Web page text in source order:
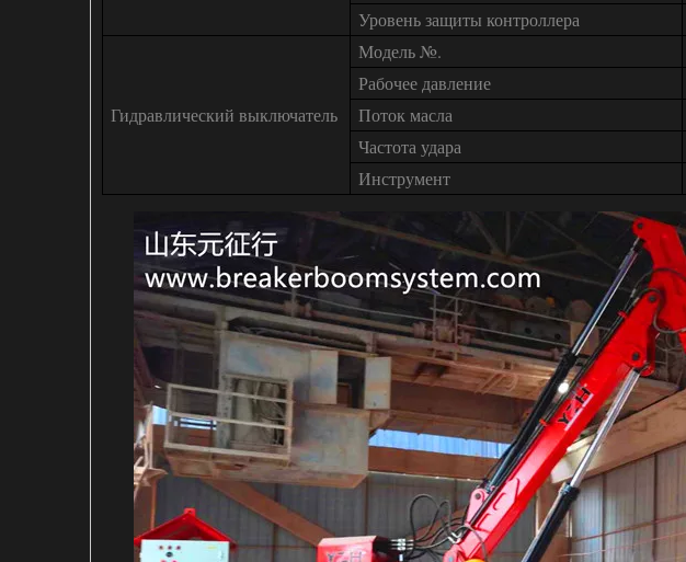
Уровень защиты контроллера
Гидравлический выключатель
Модель №.
Рабочее давление
Поток масла
Частота удара
Инструмент